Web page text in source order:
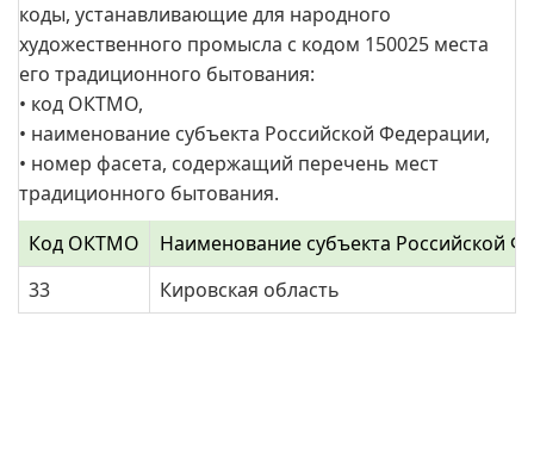
коды, устанавливающие для народного
художественного промысла с кодом 150025 места
его традиционного бытования:
• код ОКТМО,
• наименование субъекта Российской Федерации,
• номер фасета, содержащий перечень мест
традиционного бытования.
Код ОКТМО
Наименование субъекта Российской
33
Кировская область